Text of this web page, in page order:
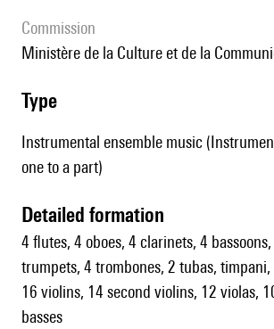
Commission
Ministère de la Culture et de la
type
Instrumental ensemble music
one to a part)
detailed formation
4 flutes, 4 oboes, 4 clarinets, 4
trumpets, 4 trombones, 2 tubas,
16 violins, 14 second violins, 12 violas,
basses